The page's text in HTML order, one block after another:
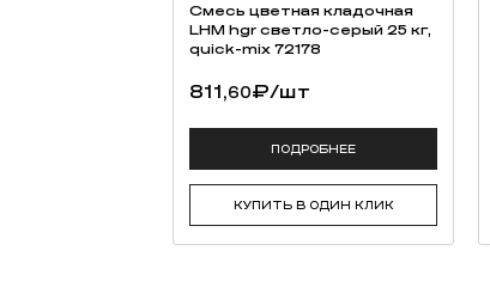
Смесь цветная кладочная
LHM hgr светло-серый 25 кг,
quick-mix 72178
811,60₽/шт
ПОДРОБНЕЕ
КУПИТЬ В ОДИН КЛИК